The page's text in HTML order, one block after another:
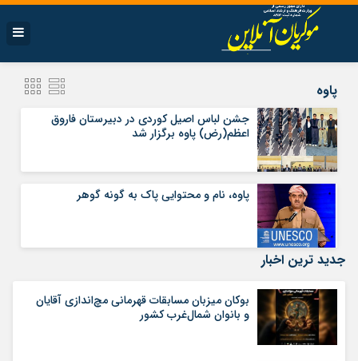
پاوه
جشن لباس اصیل کوردی در دبیرستان فاروق
اعظم(رض) پاوه برگزار شد
پاوه، نام و محتوایی پاک به گونه گوهر
جدید ترین اخبار
بوکان میزبان مسابقات قهرمانی مچ‌اندازی آقایان
و بانوان شمال‌غرب کشور